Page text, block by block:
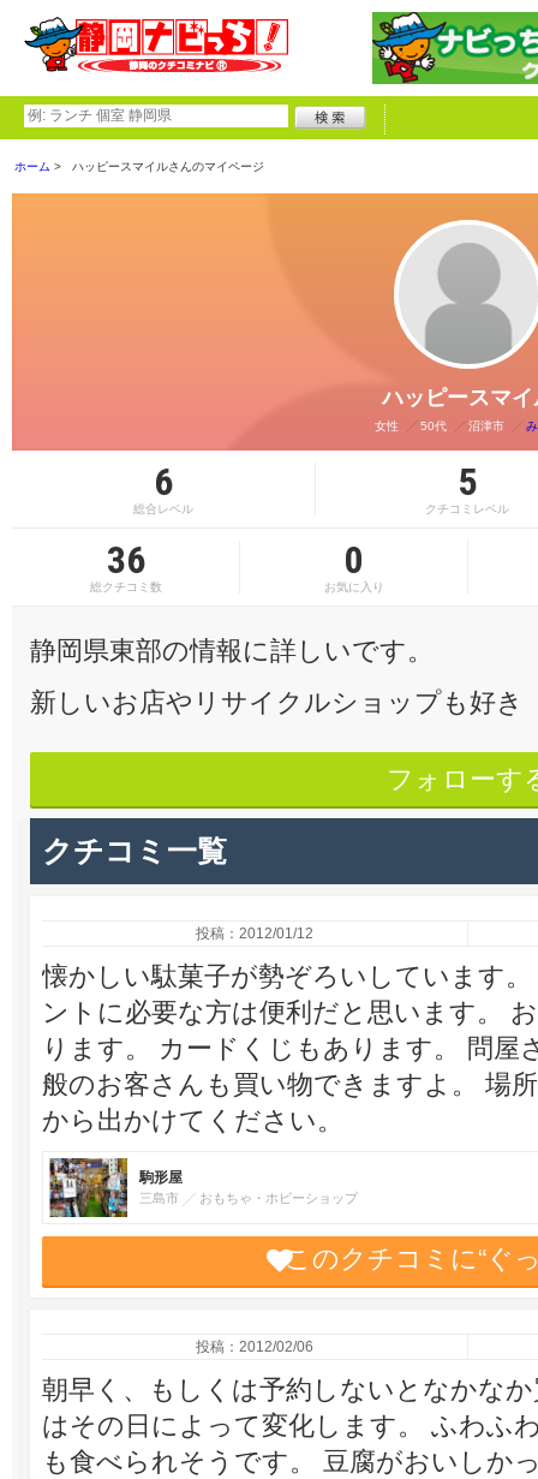
ホーム ハッピースマイルさんのマイページ
ハッピースマイ
女性 50代 沼津市
6
総合レベル
5
クチコミレベル
36
総クチコミ数
0
お気に入り
静岡県東部の情報に詳しいです。
新しいお店やリサイクルショップも好き
フォローす
クチコミ一覧
投稿：2012/01/12
懐かしい駄菓子が勢ぞろいしています
ントに必要な方は便利だと思います。
ります。 カードくじもあります。 問屋
般のお客さんも買い物できますよ。 場
から出かけてください。
駒形屋
三島市 おもちゃ・ホビーショップ
このクチコミに“ぐ
投稿：2012/02/06
朝早く、もしくは予約しないとなかな
はその日によって変化します。 ふわふ
も食べられそうです。 豆腐がおいしか